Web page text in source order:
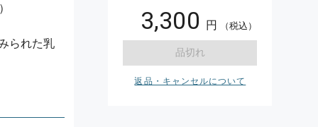
られた乳
3,300 円 （税込）
品切れ
返品・キャンセルについて